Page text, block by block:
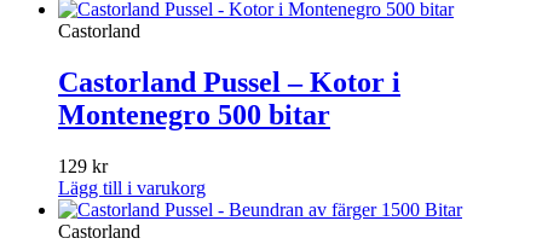
Castorland
Castorland Pussel – Kotor i
Montenegro 500 bitar
129 kr
Lägg till i varukorg
Castorland